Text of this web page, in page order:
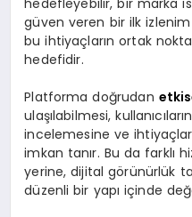
hedefleyebilir, bir marka
güven veren bir ilk
bu ihtiyaçların ortak
hedefidir.
Platforma doğrudan
ulaşılabilmesi,
incelemesine ve
imkan tanır. Bu da farklı
yerine, dijital görünürlük
düzenli bir yapı içinde